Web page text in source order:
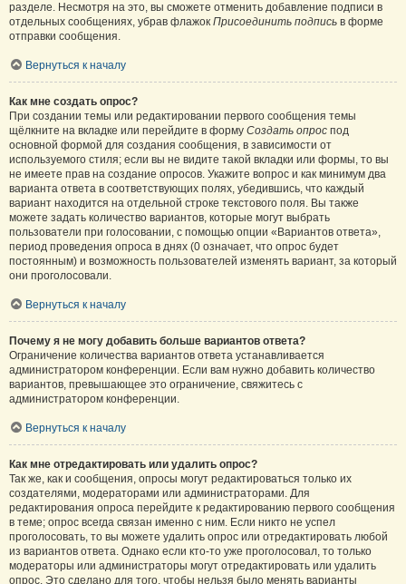
разделе. Несмотря на это, вы сможете отменить добавление подписи в
отдельных сообщениях, убрав флажок Присоединить подпись в форме
отправки сообщения.
Вернуться к началу
Как мне создать опрос?
При создании темы или редактировании первого сообщения темы
щёлкните на вкладке или перейдите в форму Создать опрос под
основной формой для создания сообщения, в зависимости от
используемого стиля; если вы не видите такой вкладки или формы, то вы
не имеете прав на создание опросов. Укажите вопрос и как минимум два
варианта ответа в соответствующих полях, убедившись, что каждый
вариант находится на отдельной строке текстового поля. Вы также
можете задать количество вариантов, которые могут выбрать
пользователи при голосовании, с помощью опции «Вариантов ответа»,
период проведения опроса в днях (0 означает, что опрос будет
постоянным) и возможность пользователей изменять вариант, за который
они проголосовали.
Вернуться к началу
Почему я не могу добавить больше вариантов ответа?
Ограничение количества вариантов ответа устанавливается
администратором конференции. Если вам нужно добавить количество
вариантов, превышающее это ограничение, свяжитесь с
администратором конференции.
Вернуться к началу
Как мне отредактировать или удалить опрос?
Так же, как и сообщения, опросы могут редактироваться только их
создателями, модераторами или администраторами. Для
редактирования опроса перейдите к редактированию первого сообщения
в теме; опрос всегда связан именно с ним. Если никто не успел
проголосовать, то вы можете удалить опрос или отредактировать любой
из вариантов ответа. Однако если кто-то уже проголосовал, то только
модераторы или администраторы могут отредактировать или удалить
опрос. Это сделано для того, чтобы нельзя было менять варианты